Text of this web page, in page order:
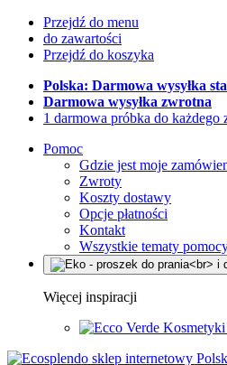
Przejdź do menu
do zawartości
Przejdź do koszyka
Polska: Darmowa wysyłka
Darmowa wysyłka zwrotna
1 darmowa próbka do każdego
Pomoc
Gdzie jest moje
Zwroty
Koszty dostawy
Opcje płatności
Kontakt
Wszystkie tematy
Więcej inspiracji
Kosmetyki